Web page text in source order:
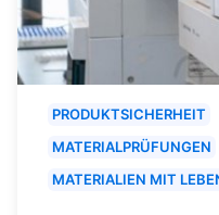
PRODUKTSICHERHEIT
MATERIALPRÜFUNGEN
MATERIALIEN MIT